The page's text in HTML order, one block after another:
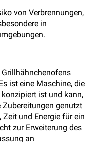
von Verbrennungen,
in
ist eine Maschine, die
ist und kann,
Zubereitungen genutzt
Zeit und Energie für ein
zur Erweiterung des
an